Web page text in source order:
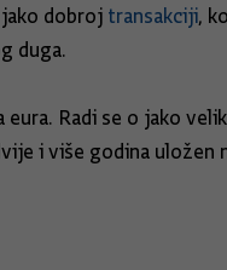
dobroj transakciji,
duga.
Radi se o jako
i više godina uložen